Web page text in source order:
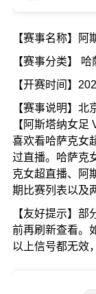
【赛事名称】阿
【赛事分类】
【开赛时间】
【赛事说明】
【阿斯塔纳女足
喜欢看哈萨克女
过直播。哈萨克
克女超直播、阿
期比赛列表以及
【友好提示】
前再刷新查看。
以上信号都无效